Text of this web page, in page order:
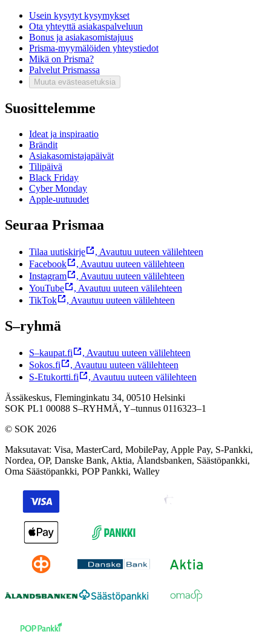
Usein kysytyt kysymykset
Ota yhteyttä asiakaspalveluun
Bonus ja asiakasomistajuus
Prisma-myymälöiden yhteystiedot
Mikä on Prisma?
Palvelut Prismassa
Muuta evästeasetuksia
Suosittelemme
Ideat ja inspiraatio
Brändit
Asiakasomistajapäivät
Tilipäivä
Black Friday
Cyber Monday
Apple-uutuudet
Seuraa Prismaa
Tilaa uutiskirje , Avautuu uuteen välilehteen
Facebook
, Avautuu uuteen välilehteen
Instagram
, Avautuu uuteen välilehteen
YouTube
, Avautuu uuteen välilehteen
TikTok
, Avautuu uuteen välilehteen
S–ryhmä
S–kaupat.fi , Avautuu uuteen välilehteen
Sokos.fi
, Avautuu uuteen välilehteen
S-Etukortti.fi
, Avautuu uuteen välilehteen
Ässäkeskus, Fleminginkatu 34, 00510 Helsinki
SOK PL1 00088 S–RYHMÄ, Y–tunnus 0116323–1
© SOK 2026
Maksutavat: Visa, MasterCard, MobilePay, Apple Pay, S-Pankki,
Nordea, OP, Danske Bank, Aktia, Ålandsbanken, Säästöpankki,
Oma Säästöpankki, POP Pankki, Walley